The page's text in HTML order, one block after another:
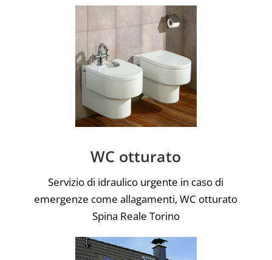
WC otturato
Servizio di idraulico urgente in caso di
emergenze come allagamenti, WC otturato
Spina Reale Torino